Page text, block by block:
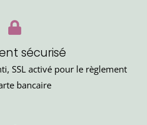
sécurisé
SSL activé pour le règlement
bancaire